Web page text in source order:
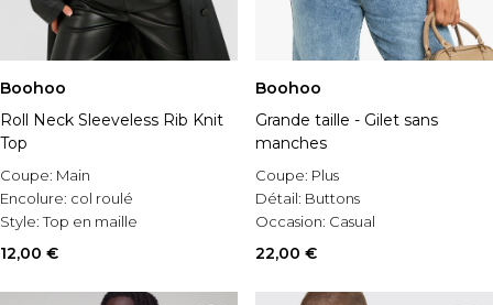
Boohoo
Roll Neck Sleeveless Rib Knit
Top
Coupe: Main
Encolure: col roulé
Style:Top en maille
12,00 €
Boohoo
Grande taille - Gilet sans
manches
Coupe: Plus
Détail: Buttons
Occasion: Casual
22,00 €